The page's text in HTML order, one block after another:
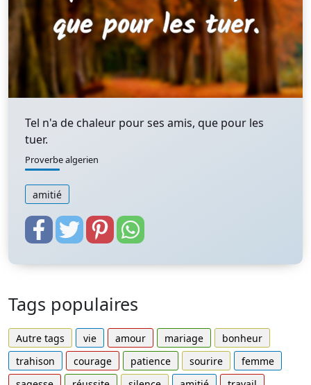
Tel n'a de chaleur pour ses amis, que pour les
tuer.
Proverbe algerien
amitié
Tags populaires
Autre tags vie amour mariage
bonheur
trahison
courage patience sourire
femme